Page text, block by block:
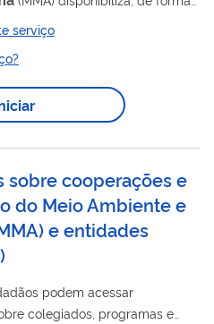
sobre ações, programas,
e iniciativas relacionadas à
ambiental. Essas informações
Dados Abertos, facilitando
e organizações na
serviço
sobre cooperações e
do Meio Ambiente e
e entidades
)
podem acessar
colegiados, programas e